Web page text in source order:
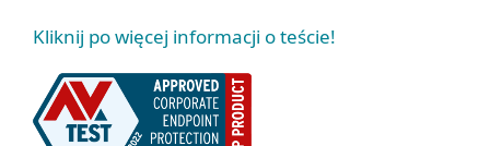
Kliknij po więcej informacji o teście!